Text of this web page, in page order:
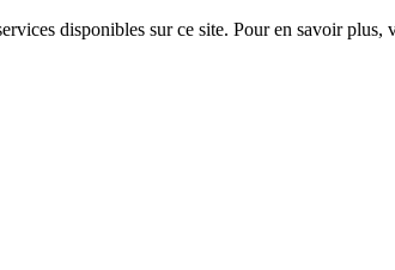
disponibles sur ce site. Pour en savoir